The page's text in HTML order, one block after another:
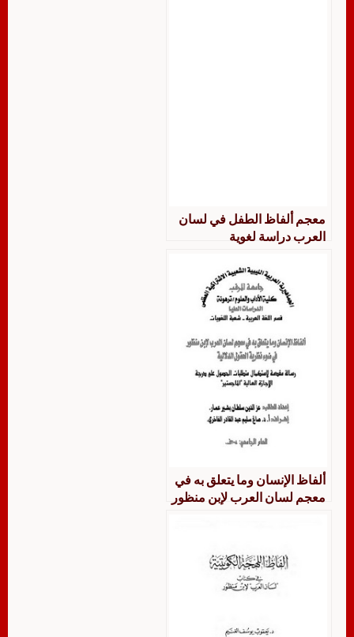
معجم ألفاظ الطفل في لسان
العرب دراسة لغوية
ألفاظ الإنسان وما يتعلق به في
معجم لسان العرب لإبن منظور